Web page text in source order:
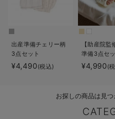
新生児スリーパー・ベビーパジャマ
ベビー リュック
ベビー 小物
赤ちゃん お風呂・ベビースキンケア
快適機能ウェア特集 ボトムス
快適機能ウェア特集 パジャマ
erbaviva（エルバビーバ）
安心の日本製。先輩ママが買ってよかった！本当に必要な出産
買って正解！高評価レビューアイテム
出産準備チェリー柄
3点セット
¥4,490(税込)
【助産院監
準備3点セ
¥4,990(
お探しの商品は見